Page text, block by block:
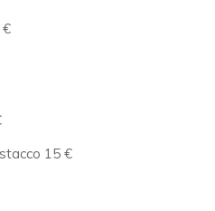
€
15 €